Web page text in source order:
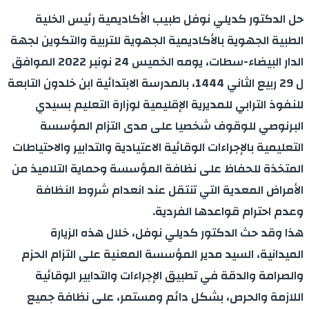
حل الدكتور كديلي نوفل طبيب الأكاديمية رئيس الخلية
الطبية الجهوية بالأكاديمية الجهوية للتربية والتكوين لجهة
الدار البيضاء-سطات، يومه الخميس 24 نونبر 2022 الموافق
ل 29 ربيع الثاني 1444، بالمدرسة الابتدائية ابن خلدون التابعة
للنفوذ الترابي للمديرية الإقليمية لوزارة التعليم بسيدي
البرنوصي للوقوف شخصيا على مدى التزام المؤسسة
التعليمية بالإجراءات الوقائية الاعتيادية والتدابير والاحتياطات
المتخذة للحفاظ على نظافة المؤسسة وحماية التلاميذ من
الأمراض المعدية التي تنتقل عند انعدام شروط النظافة
وعدم احترام قواعدها الفردية.
هذا وقد حث الدكتور كديلي نوفل، خلال هذه الزيارة
الميدانية، السيد مدير المؤسسة المعنية على التزام الحزم
والصرامة والدقة في تطبيق الإجراءات والتدابير الوقائية
اللازمة والحرص، بشكل دائم ومستمر، على نظافة جميع